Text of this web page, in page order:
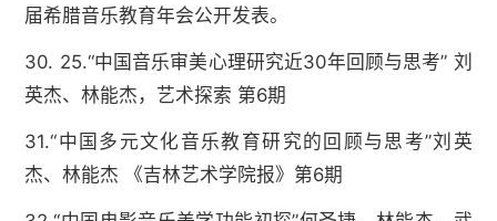
届希腊音乐教育年会公开发表。
30. 25.“中国音乐审美心理研究近30年回顾与思考” 刘
英杰、林能杰，艺术探索 第6期
31.“中国多元文化音乐教育研究的回顾与思考”刘英
杰、林能杰 《吉林艺术学院报》第6期